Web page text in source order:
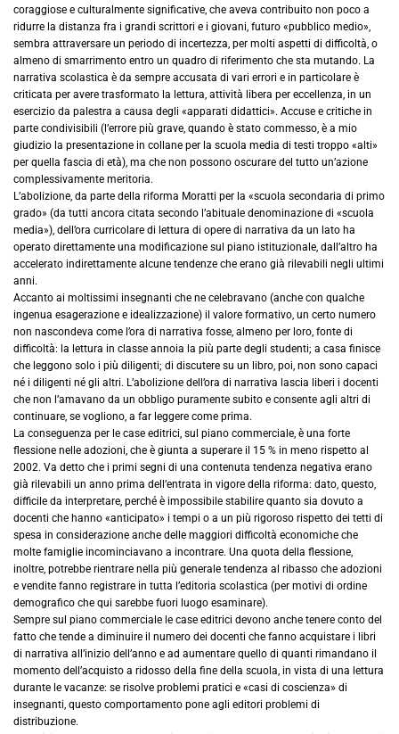
coraggiose e culturalmente significative, che aveva contribuito non poco a
ridurre la distanza fra i grandi scrittori e i giovani, futuro «pubblico medio»,
sembra attraversare un periodo di incertezza, per molti aspetti di difficoltà, o
almeno di smarrimento entro un quadro di riferimento che sta mutando. La
narrativa scolastica è da sempre accusata di vari errori e in particolare è
criticata per avere trasformato la lettura, attività libera per eccellenza, in un
esercizio da palestra a causa degli «apparati didattici». Accuse e critiche in
parte condivisibili (l’errore più grave, quando è stato commesso, è a mio
giudizio la presentazione in collane per la scuola media di testi troppo «alti»
per quella fascia di età), ma che non possono oscurare del tutto un’azione
complessivamente meritoria.
L’abolizione, da parte della riforma Moratti per la «scuola secondaria di primo
grado» (da tutti ancora citata secondo l’abituale denominazione di «scuola
media»), dell’ora curricolare di lettura di opere di narrativa da un lato ha
operato direttamente una modificazione sul piano istituzionale, dall’altro ha
accelerato indirettamente alcune tendenze che erano già rilevabili negli ultimi
anni.
Accanto ai moltissimi insegnanti che ne celebravano (anche con qualche
ingenua esagerazione e idealizzazione) il valore formativo, un certo numero
non nascondeva come l’ora di narrativa fosse, almeno per loro, fonte di
difficoltà: la lettura in classe annoia la più parte degli studenti; a casa finisce
che leggono solo i più diligenti; di discutere su un libro, poi, non sono capaci
né i diligenti né gli altri. L’abolizione dell’ora di narrativa lascia liberi i docenti
che non l’amavano da un obbligo puramente subito e consente agli altri di
continuare, se vogliono, a far leggere come prima.
La conseguenza per le case editrici, sul piano commerciale, è una forte
flessione nelle adozioni, che è giunta a superare il 15 % in meno rispetto al
2002. Va detto che i primi segni di una contenuta tendenza negativa erano
già rilevabili un anno prima dell’entrata in vigore della riforma: dato, questo,
difficile da interpretare, perché è impossibile stabilire quanto sia dovuto a
docenti che hanno «anticipato» i tempi o a un più rigoroso rispetto dei tetti di
spesa in considerazione anche delle maggiori difficoltà economiche che
molte famiglie incominciavano a incontrare. Una quota della flessione,
inoltre, potrebbe rientrare nella più generale tendenza al ribasso che adozioni
e vendite fanno registrare in tutta l’editoria scolastica (per motivi di ordine
demografico che qui sarebbe fuori luogo esaminare).
Sempre sul piano commerciale le case editrici devono anche tenere conto del
fatto che tende a diminuire il numero dei docenti che fanno acquistare i libri
di narrativa all’inizio dell’anno e ad aumentare quello di quanti rimandano il
momento dell’acquisto a ridosso della fine della scuola, in vista di una lettura
durante le vacanze: se risolve problemi pratici e «casi di coscienza» di
insegnanti, questo comportamento pone agli editori problemi di
distribuzione.